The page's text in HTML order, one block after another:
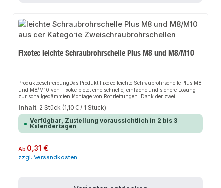
Fixotec leichte Schraubrohrschelle Plus M8 und M8/M10
ProduktbeschreibungDas Produkt Fixotec leichte Schraubrohrschelle Plus M8
und M8/M10 von Fixotec bietet eine schnelle, einfache und sichere Lösung
zur schallgedämmten Montage von Rohrleitungen. Dank der zwei
Verschlussschrauben und der verzinkten Oberfläche sorgt es für perfekten
Halt und passt sich flexibel an verschiedene Installationsbereiche an. Das
robuste Design und die einfache Handhabung machen dieses Produkt zu
einer zuverlässigen Wahl für jede Installation.EigenschaftenLeichte
Schraubrohrschelle mit zwei VerschlussschraubenVerzinkte Oberfläche für
MontageUnverlierbarkeitsscheiben verhindern das Herausfallen der
SchraubenAnwendungsbereicheHaus- und
SanitärinstallationHeizungsanlagenAnlagenbauProduktdatenMaterial:
Produkte für den Anschluss.
Inhalt: 2 Stück (1,10 € / 1 Stück)
Verfügbar, Zustellung voraussichtlich in 2 bis 3
Kalendertagen
Regulärer Preis:
Ab 0,31 €
zzgl. Versandkosten